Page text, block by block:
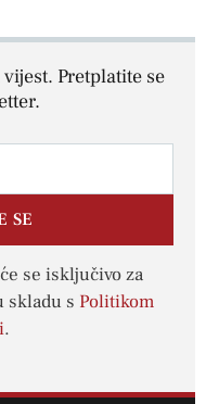
Pretplatite se
SE
se isključivo za
skladu s Politikom
.